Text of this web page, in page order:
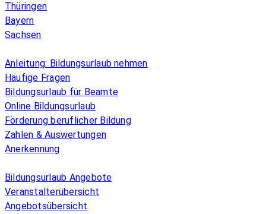
Thüringen
Bayern
Sachsen
Anleitung: Bildungsurlaub nehmen
Häufige Fragen
Bildungsurlaub für Beamte
Online Bildungsurlaub
Förderung beruflicher Bildung
Zahlen & Auswertungen
Anerkennung
Bildungsurlaub Angebote
Veranstalterübersicht
Angebotsübersicht